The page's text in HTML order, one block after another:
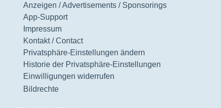
Anzeigen / Advertisements / Sponsorings
App-Support
Impressum
Kontakt / Contact
Privatsphäre-Einstellungen ändern
Historie der Privatsphäre-Einstellungen
Einwilligungen widerrufen
Bildrechte